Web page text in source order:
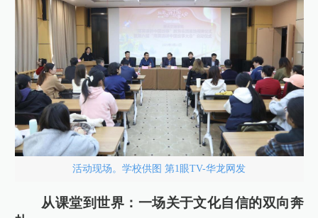
活动现场。学校供图 第1眼TV-华龙网发
从课堂到世界：一场关于文化自信的双向奔